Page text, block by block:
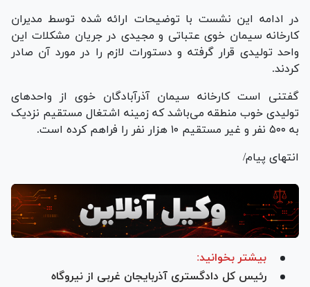
در ادامه این نشست با توضیحات ارائه شده توسط مدیران
کارخانه سیمان خوی عتباتی و مجیدی در جریان مشکلات این
واحد تولیدی قرار گرفته و دستورات لازم را در مورد آن صادر
کردند.
گفتنی است کارخانه سیمان آذرآبادگان خوی از واحد‌های
تولیدی خوب منطقه می‌باشد که زمینه اشتغال مستقیم نزدیک
به ۵۰۰ نفر و غیر مستقیم ۱۰ هزار نفر را فراهم کرده است.
انتهای پیام/
بیشتر بخوانید:
رئیس کل دادگستری آذربایجان غربی از نیروگاه